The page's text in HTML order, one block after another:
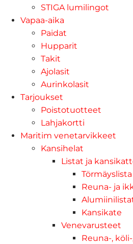
STIGA lumilingot
Vapaa-aika
Paidat
Hupparit
Takit
Ajolasit
Aurinkolasit
Tarjoukset
Poistotuotteet
Lahjakortti
Maritim venetarvikkeet
Kansihelat
Listat ja
Törmäyslista
Reuna- ja
Kansikate
Venevarusteet
Reuna-,